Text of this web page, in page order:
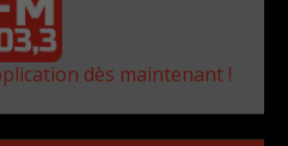
dès maintenant !